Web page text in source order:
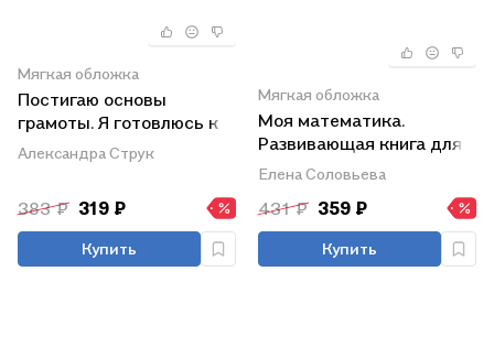
Мягкая обложка
Постигаю основы
грамоты. Я готовлюсь к
школе
Александра Струк
383 ₽ 319 ₽
Купить
Мягкая обложка
Моя математика.
Развивающая книга для
детей 5-6 лет
Елена Соловьева
431 ₽ 359 ₽
Купить